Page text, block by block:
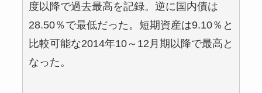
度以降で過去最高を記録。逆に国内債は
28.50％で最低だった。短期資産は9.10％と
比較可能な2014年10～12月期以降で最高と
なった。